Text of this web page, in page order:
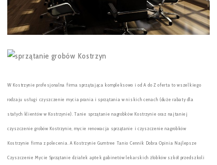
W Kostrzynie profesjonalna firma sprzątająca kompleksowo i od A do Z oferta to wszelkiego
rodzaju usługi czyszczenie mycia prania i sprzątania w niskich cenach (duże rabaty dla
stałych klientów w Kostrzynie). Tanie sprzątanie nagrobków Kostrzynie oraz najtaniej
czyszczenie grobów Kostrzynie, mycie renowacja sprzątanie i czyszczenie nagrobków
Kostrzynie firma z polecenia. A Kostrzynie Gumtree Tanio Cennik Dobra Opinia Najlepsze
Czyszczenie Mycie Sprzątanie działek aptek gabinetów lekarskich żłobków szkół przedszkoli